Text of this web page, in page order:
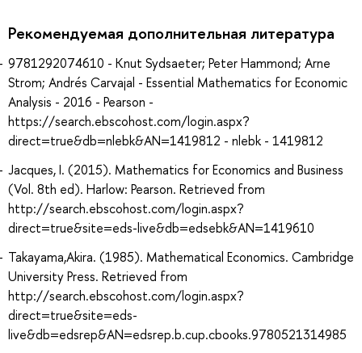
Рекомендуемая дополнительная литература
9781292074610 - Knut Sydsaeter; Peter Hammond; Arne
Strom; Andrés Carvajal - Essential Mathematics for Economic
Analysis - 2016 - Pearson -
https://search.ebscohost.com/login.aspx?
direct=true&db=nlebk&AN=1419812 - nlebk - 1419812
Jacques, I. (2015). Mathematics for Economics and Business
(Vol. 8th ed). Harlow: Pearson. Retrieved from
http://search.ebscohost.com/login.aspx?
direct=true&site=eds-live&db=edsebk&AN=1419610
Takayama,Akira. (1985). Mathematical Economics. Cambridge
University Press. Retrieved from
http://search.ebscohost.com/login.aspx?
direct=true&site=eds-
live&db=edsrep&AN=edsrep.b.cup.cbooks.9780521314985